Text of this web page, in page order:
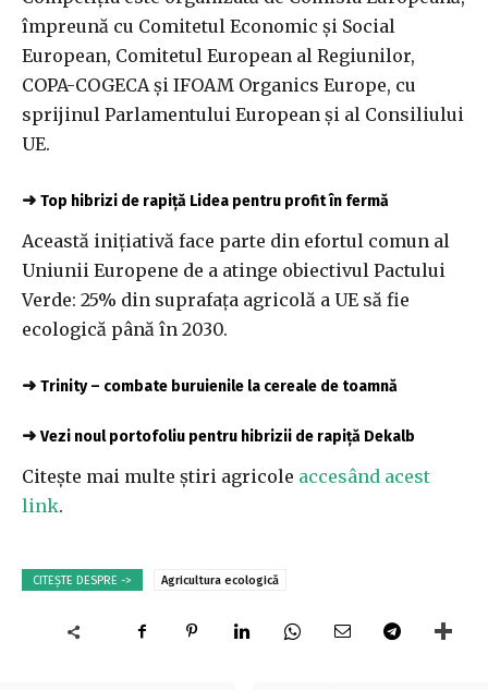
împreună cu Comitetul Economic și Social
European, Comitetul European al Regiunilor,
COPA-COGECA și IFOAM Organics Europe, cu
sprijinul Parlamentului European și al Consiliului
UE.
➜ Top hibrizi de rapiță Lidea pentru profit în fermă
Această inițiativă face parte din efortul comun al
Uniunii Europene de a atinge obiectivul Pactului
Verde: 25% din suprafața agricolă a UE să fie
ecologică până în 2030.
➜ Trinity – combate buruienile la cereale de toamnă
➜ Vezi noul portofoliu pentru hibrizii de rapiță Dekalb
Citește mai multe știri agricole accesând acest
link.
CITEȘTE DESPRE -> Agricultura ecologică